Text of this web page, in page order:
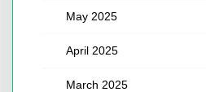
May 2025
April 2025
March 2025